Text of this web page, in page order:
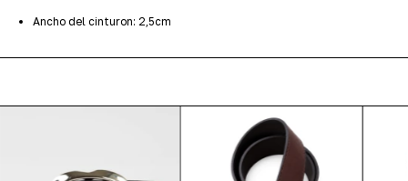
Ancho del cinturon: 2,5cm